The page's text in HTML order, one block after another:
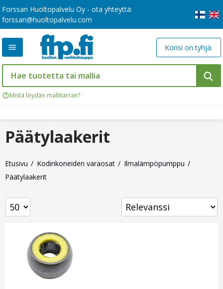
Forssan Huoltopalvelu Oy - ota yhteyttä:
forssan@huoltopalvelu.com
Mistä löydän mallitarran?
Korisi on tyhjä.
Etusivu Kodinkoneiden varaosat
Ilmalämpöpumppu
Päätylaakerit
Päätylaakerit